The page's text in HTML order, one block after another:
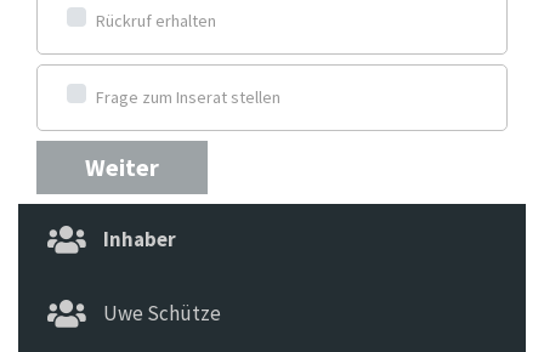
Rückruf erhalten
Frage zum Inserat stellen
Weiter
Inhaber
Uwe Schütze